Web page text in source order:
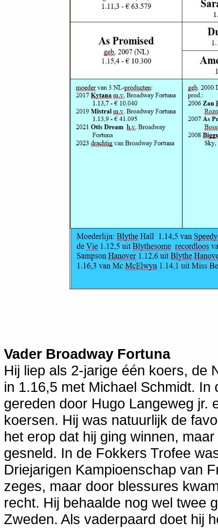
Vader Broadway Fortuna
Hij liep als 2-jarige één koers, de
in 1.16,5 met Michael Schmidt.
gereden door Hugo Langeweg jr.
koersen. Hij was natuurlijk de
het erop dat hij ging winnen,
gesneld. In de Fokkers Trofee
Driejarigen Kampioenschap van
zeges, maar door blessures
recht. Hij behaalde nog wel twee
Zweden. Als vaderpaard doet hij